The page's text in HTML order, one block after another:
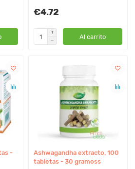
€4.72
Al carrito
-
Ashwagandha extracto, 100
tabletas - 30 gramoss